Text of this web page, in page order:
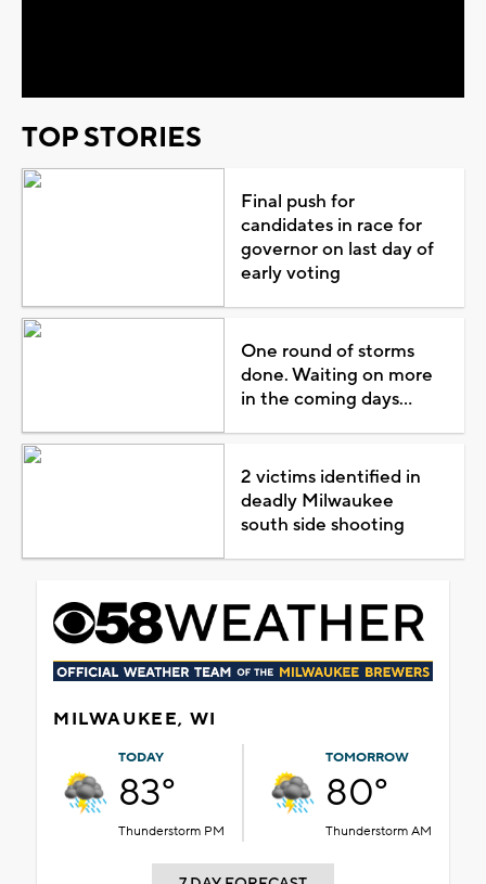
TOP STORIES
Final push for
candidates in race for
governor on last day of
early voting
One round of storms
done. Waiting on more
in the coming days...
2 victims identified in
deadly Milwaukee
south side shooting
MILWAUKEE, WI
TODAY
83°
Thunderstorm PM
TOMORROW
80°
Thunderstorm AM